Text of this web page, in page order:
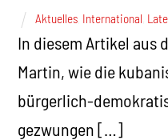
Aktuelles International
In diesem Artikel aus
Martin, wie die
bürgerlich-
gezwungen […]